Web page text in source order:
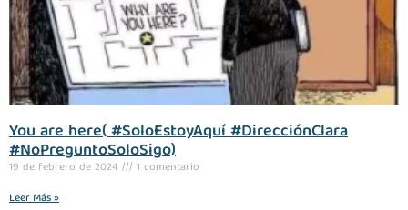
You are here( #SoloEstoyAquí #DirecciónClara
#NoPreguntoSoloSigo)
19 de febrero de 2024
1 comentario
Leer Más »